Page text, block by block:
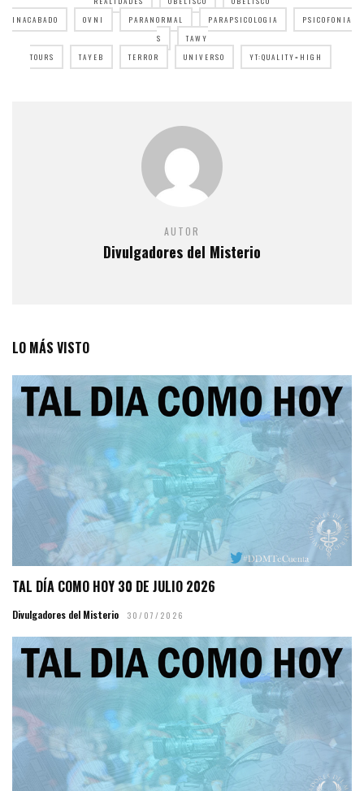
INACABADO
OVNI PARANORMAL PARAPSICOLOGIA
PSICOFONIA
S
TAWY
TOURS
TAYEB TERROR UNIVERSO YT:QUALITY=HIGH
AUTOR
Divulgadores del Misterio
LO MÁS VISTO
TAL DÍA COMO HOY 30 DE JULIO 2026
Divulgadores del Misterio 30/07/2026